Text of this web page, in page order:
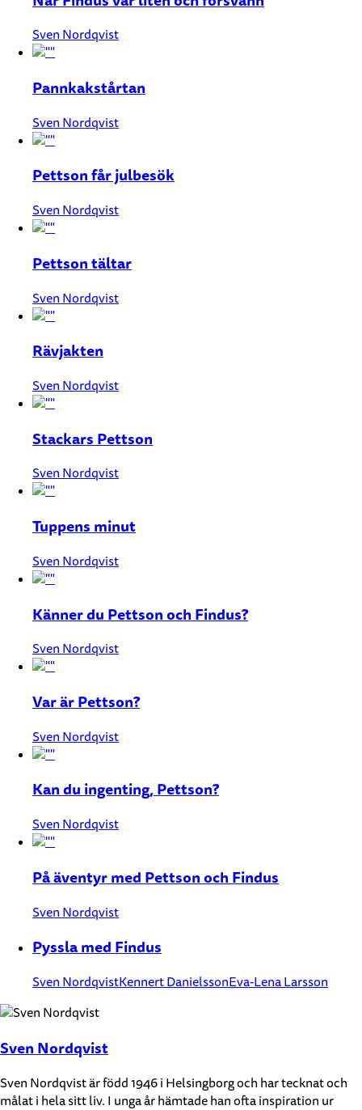
Sven Nordqvist
Pannkakstårtan
Sven Nordqvist
Pettson får julbesök
Sven Nordqvist
Pettson tältar
Sven Nordqvist
Rävjakten
Sven Nordqvist
Stackars Pettson
Sven Nordqvist
Tuppens minut
Sven Nordqvist
Känner du Pettson och Findus?
Sven Nordqvist
Var är Pettson?
Sven Nordqvist
Kan du ingenting, Pettson?
Sven Nordqvist
På äventyr med Pettson och Findus
Sven Nordqvist
Pyssla med Findus
Sven NordqvistKennert DanielssonEva-Lena Larsson
Sven Nordqvist
Sven Nordqvist är född 1946 i Helsingborg och har tecknat och
målat i hela sitt liv. I unga år hämtade han ofta inspiration ur